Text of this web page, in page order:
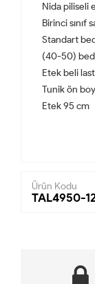
Nida piliseli
Birinci sınıf
Standart
(40-50)
Etek beli
Tunik ön
Etek 95 cm
Ürün Kodu
TAL4950-